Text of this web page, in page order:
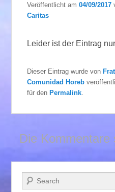
Veröffentlicht am04/09/2017
Caritas
Leider ist der Eintrag
Dieser Eintrag wurde von
Comunidad Horeb
für denPermalink
Die Kommentare
Suchen